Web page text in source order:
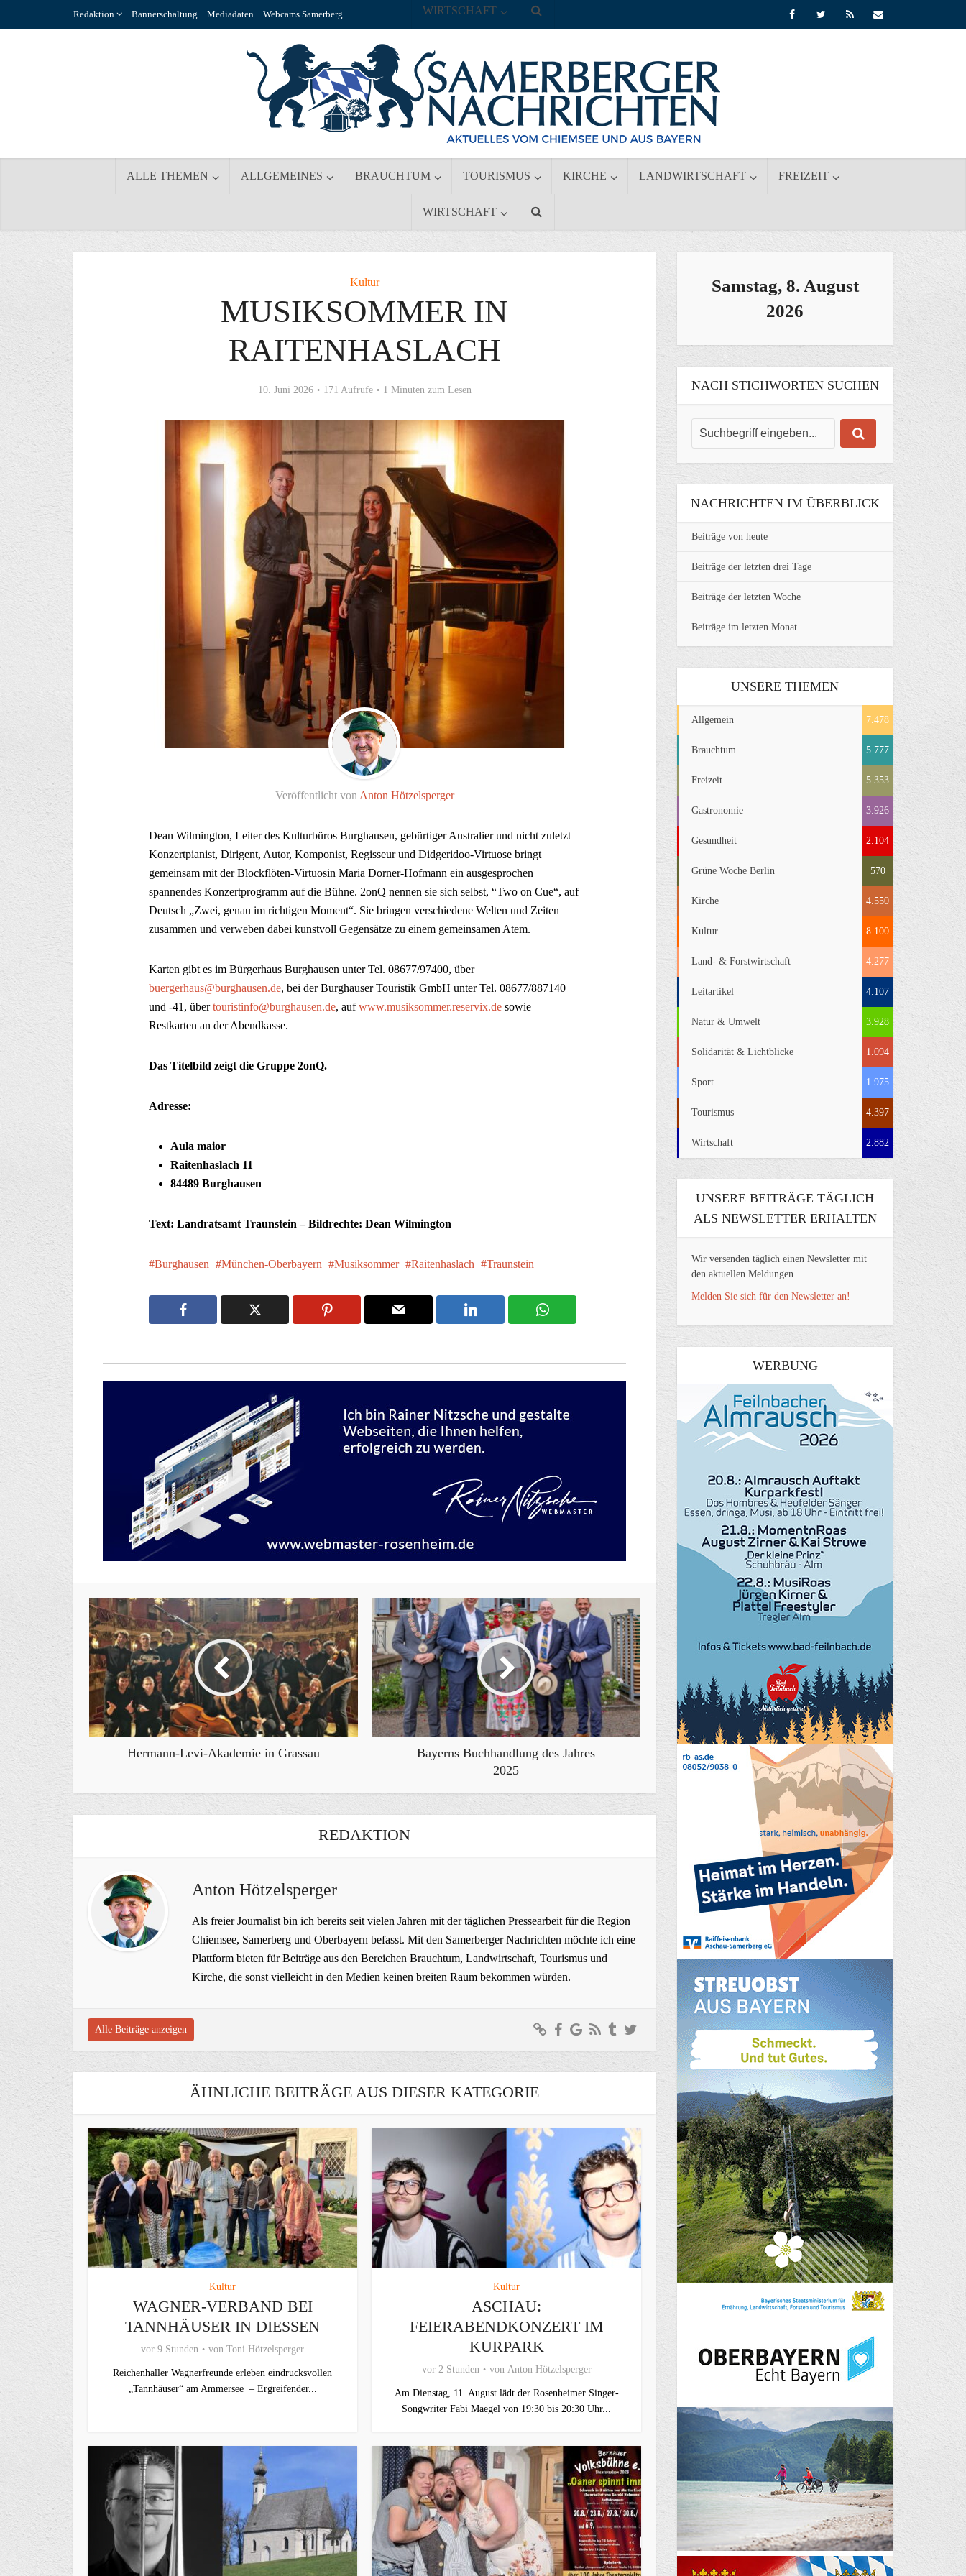
Redaktion Bannerschaltung Mediadaten Webcams Samerberg
ALLE THEMEN ALLGEMEINES BRAUCHTUM TOURISMUS KIRCHE LANDWIRTSCHAFT FREIZEIT
WIRTSCHAFT
WIRTSCHAFT
Kultur
MUSIKSOMMER IN
RAITENHASLACH
10. Juni 2026 171 Aufrufe 1 Minuten zum Lesen
Veröffentlicht von Anton Hötzelsperger
Dean Wilmington, Leiter des Kulturbüros Burghausen, gebürtiger Australier und nicht zuletzt
Konzertpianist, Dirigent, Autor, Komponist, Regisseur und Didgeridoo-Virtuose bringt
gemeinsam mit der Blockflöten-Virtuosin Maria Dorner-Hofmann ein ausgesprochen
spannendes Konzertprogramm auf die Bühne. 2onQ nennen sie sich selbst, “Two on Cue“, auf
Deutsch „Zwei, genau im richtigen Moment“. Sie bringen verschiedene Welten und Zeiten
zusammen und verweben dabei kunstvoll Gegensätze zu einem gemeinsamen Atem.
Karten gibt es im Bürgerhaus Burghausen unter Tel. 08677/97400, über
buergerhaus@burghausen.de, bei der Burghauser Touristik GmbH unter Tel. 08677/887140
und -41, übertouristinfo@burghausen.de, aufwww.musiksommer.reservix.de sowie
Restkarten an der Abendkasse.
Das Titelbild zeigt die Gruppe 2onQ.
Adresse:
Aula maior
Raitenhaslach 11
84489 Burghausen
Text: Landratsamt Traunstein – Bildrechte: Dean Wilmington
Burghausen München-Oberbayern Musiksommer Raitenhaslach Traunstein
Hermann-Levi-Akademie in Grassau
Bayerns Buchhandlung des Jahres
2025
REDAKTION
Anton Hötzelsperger
Als freier Journalist bin ich bereits seit vielen Jahren mit der täglichen Pressearbeit für die Region
Chiemsee, Samerberg und Oberbayern befasst. Mit den Samerberger Nachrichten möchte ich eine
Plattform bieten für Beiträge aus den Bereichen Brauchtum, Landwirtschaft, Tourismus und
Kirche, die sonst vielleicht in den Medien keinen breiten Raum bekommen würden.
Alle Beiträge anzeigen
ÄHNLICHE BEITRÄGE AUS DIESER KATEGORIE
Kultur
WAGNER-VERBAND BEI
TANNHÄUSER IN DIESSEN
vor 9 Stunden von Toni Hötzelsperger
Reichenhaller Wagnerfreunde erleben eindrucksvollen
„Tannhäuser“ am Ammersee – Ergreifender...
Kultur
ASCHAU:
FEIERABENDKONZERT IM
KURPARK
vor 2 Stunden von Anton Hötzelsperger
Am Dienstag, 11. August lädt der Rosenheimer Singer-
Songwriter Fabi Maegel von 19:30 bis 20:30 Uhr...
Samstag, 8. August
2026
NACH STICHWORTEN SUCHEN
NACHRICHTEN IM ÜBERBLICK
Beiträge von heute
Beiträge der letzten drei Tage
Beiträge der letzten Woche
Beiträge im letzten Monat
UNSERE THEMEN
Allgemein 7.478
Brauchtum 5.777
Freizeit 5.353
Gastronomie 3.926
Gesundheit 2.104
Grüne Woche Berlin 570
Kirche 4.550
Kultur 8.100
Land- & Forstwirtschaft 4.277
Leitartikel 4.107
Natur & Umwelt 3.928
Solidarität & Lichtblicke 1.094
Sport 1.975
Tourismus 4.397
Wirtschaft 2.882
UNSERE BEITRÄGE TÄGLICH
ALS NEWSLETTER ERHALTEN
Wir versenden täglich einen Newsletter mit
den aktuellen Meldungen.
Melden Sie sich für den Newsletter an!
WERBUNG